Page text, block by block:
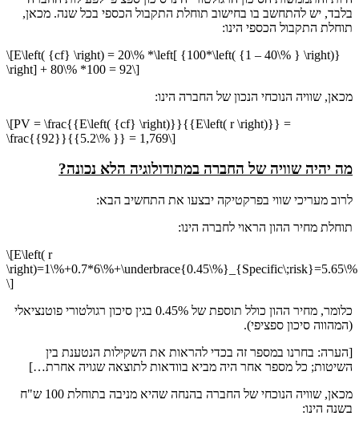
בלבד, יש להתחשב בו בחישוב תוחלת התקבול הכספי בכל שנה. מכאן,
תוחלת התקבול הכספי הינו:
\[E\left( {cf} \right) = 20\% *\left[ {100*\left( {1 – 40\% } \right)}
\right] + 80\% *100 = 92\]
מכאן, שוויה הנוכחי הנכון של החברה הינו:
\[PV = \frac{{E\left( {cf} \right)}}{{E\left( r \right)}} =
\frac{{92}}{{5.2\% }} = 1,769\]
מה יהיה שוויה של החברה במתודולוגיה הלא נכונה?
לרוב מעריכי שווי בפרקטיקה יבצעו את התחשיב הבא:
תוחלת מחיר ההון הראוי לחברה הינו:
\[E\left( r
\right)=1\%+0.7*6\%+\underbrace{0.45\%}_{Specific\;risk}=5.65\%
\]
כלומר, מחיר ההון כולל תוספת של 0.45% בגין סיכון רגולטורי פוטנציאלי
(המהווה סיכון ספציפי).
[הערה: בחרנו במספר זה בכדי להראות את השקילות הנטענת בין
השיטות; כל מספר אחר היה מביא בוודאות לתוצאה שגויה אחרת…]
מכאן, שוויה הנוכחי של החברה בהנחה שהיא מניבה בתוחלת 100 ש"ח
בשנה הינו: